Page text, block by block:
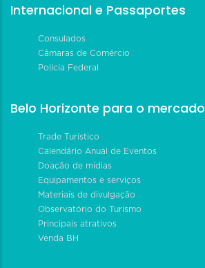
Internacional e Passaportes
Consulados
Câmaras de Comércio
Polícia Federal
Belo Horizonte para o mercado
Trade Turístico
Calendário Anual de Eventos
Doação de mídias
Equipamentos e serviços
Materiais de divulgação
Observatório do Turismo
Principais atrativos
Venda BH